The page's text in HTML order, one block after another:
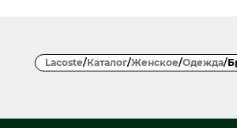
Lacoste/Каталог/Женское/Одежда/